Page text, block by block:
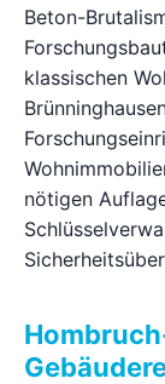
Beton-
klassischen
nötigen